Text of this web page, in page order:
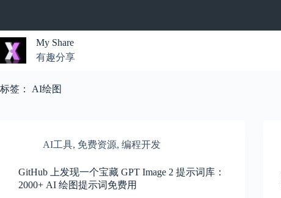
内
容
无
果
My Share
有趣分享
标签： AI绘图
AI工具, 免费资源, 编程开发
GitHub 上发现一个宝藏 GPT Image 2 提示词库：
2000+ AI 绘图提示词免费用